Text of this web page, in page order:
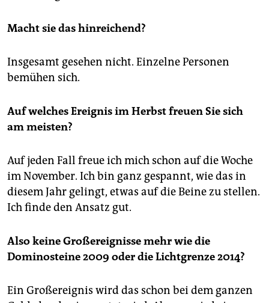
Macht sie das hinreichend?
Insgesamt gesehen nicht. Einzelne Personen
bemühen sich.
Auf welches Ereignis im Herbst freuen Sie sich
am meisten?
Auf jeden Fall freue ich mich schon auf die Woche
im November. Ich bin ganz gespannt, wie das in
diesem Jahr gelingt, etwas auf die Beine zu stellen.
Ich finde den Ansatz gut.
Also keine Großereignisse mehr wie die
Dominosteine 2009 oder die Lichtgrenze 2014?
Ein Großereignis wird das schon bei dem ganzen